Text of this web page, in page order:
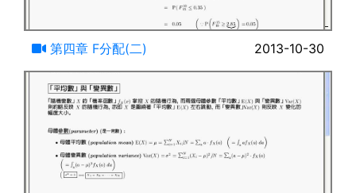
第四章 F分配(二) 2013-10-30